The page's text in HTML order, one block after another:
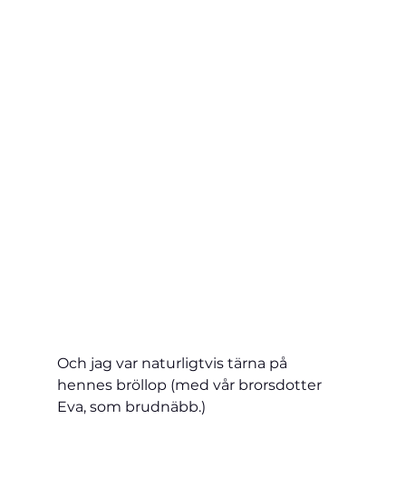
Och jag var naturligtvis tärna på
hennes bröllop (med vår brorsdotter
Eva, som brudnäbb.)